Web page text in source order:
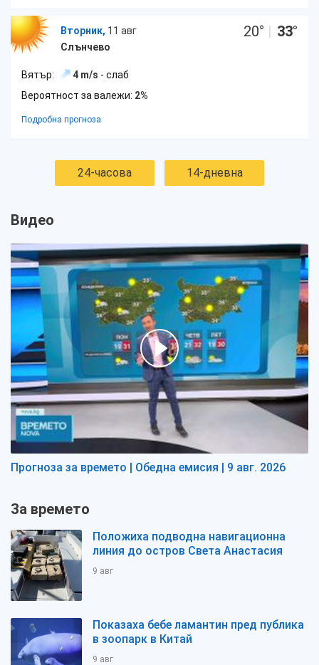
Вторник, 11 авг
Слънчево
20° | 33°
Вятър: 4 m/s - слаб
Вероятност за валежи: 2%
Подробна прогноза
24-часова 14-дневна
Видео
Прогноза за времето | Обедна емисия | 9 авг. 2026
За времето
Положиха подводна навигационна
линия до остров Света Анастасия
9 авг
Показаха бебе ламантин пред публика
в зоопарк в Китай
9 авг